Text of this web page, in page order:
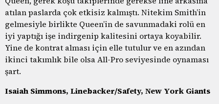
atılan paslarda çok etkisiz kalmıştı. Nitekim Smith’in
gelmesiyle birlikte Queen’in de savunmadaki rolü en
iyi yaptığı işe indirgenip kalitesini ortaya koyabilir.
Yine de kontrat alması için elle tutulur ve en azından
ikinci takımlık bile olsa All-Pro seviyesinde oynaması
şart.
Isaiah Simmons, Linebacker/Safety, New York Giants